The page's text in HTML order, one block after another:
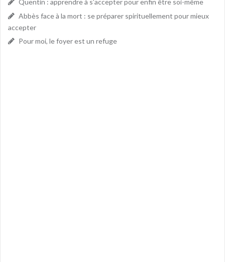
Quentin : apprendre à s’accepter pour enfin être soi-même
Abbès face à la mort : se préparer spirituellement pour mieux
accepter
Pour moi, le foyer est un refuge